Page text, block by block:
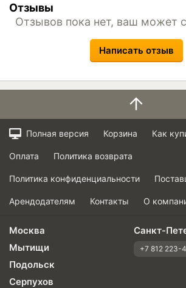
Отзывы
Отзывов пока нет, ваш может
Написать отзыв
Полная версия Корзина Как
Оплата Политика возврата
Политика конфиденциальности
Арендодателям Контакты О
Москва
Мытищи
Подольск
Серпухов
Санкт-
+7 812 223-